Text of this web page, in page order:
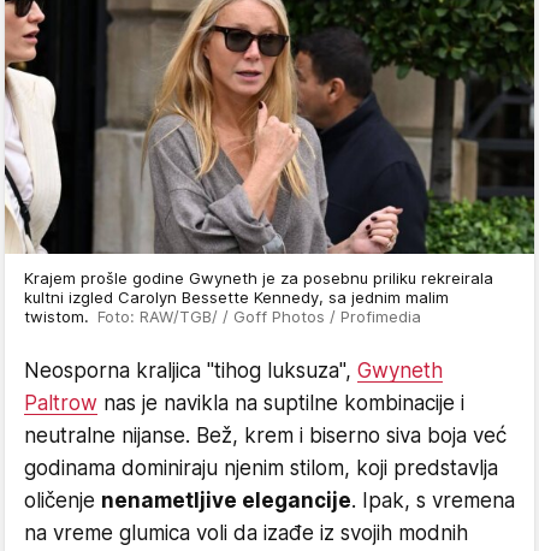
Krajem prošle godine Gwyneth je za posebnu priliku rekreirala
kultni izgled Carolyn Bessette Kennedy, sa jednim malim
twistom. Foto: RAW/TGB/ / Goff Photos / Profimedia
Neosporna kraljica "tihog luksuza", Gwyneth
Paltrow nas je navikla na suptilne kombinacije i
neutralne nijanse. Bež, krem i biserno siva boja već
godinama dominiraju njenim stilom, koji predstavlja
oličenje nenametljive elegancije. Ipak, s vremena
na vreme glumica voli da izađe iz svojih modnih